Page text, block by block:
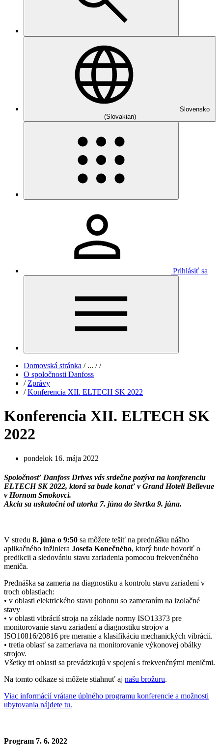
Slovensko
(Slovakian)
Prihlásiť sa
Domovská stránka /... / /
O spoločnosti Danfoss
/ Zprávy
/ Konferencia XII. ELTECH SK 2022
Konferencia XII. ELTECH SK
2022
pondelok 16. mája 2022
Spoločnosť Danfoss Drives vás srdečne pozýva na konferenciu
ELTECH SK 2022, ktorá sa bude konať v Grand Hoteli Bellevue
v Hornom Smokovci.
Akcia sa uskutoční od utorka 7. júna do štvrtka 9. júna.
V stredu 8. júna o 9:50 sa môžete tešiť na prednášku nášho
aplikačného inžiniera Josefa Konečného, ktorý bude hovoriť o
predikcii a sledovániu stavu zariadenia pomocou frekvenčného
meniča.
Prednáška sa zameria na diagnostiku a kontrolu stavu zariadení v
troch oblastiach:
• v oblasti elektrického stavu pohonu so zameraním na izolačné
stavy
• v oblasti vibrácií stroja na základe normy ISO13373 pre
monitorovanie stavu zariadení a diagnostiku strojov a
ISO10816/20816 pre meranie a klasifikáciu mechanických vibrácií.
• tretia oblasť sa zameriava na monitorovanie výkonovej obálky
strojov.
Všetky tri oblasti sa prevádzkujú v spojení s frekvenčnými meničmi.
Na tomto odkaze si môžete stiahnuť aj našu brožuru.
Viac informácií vrátane úplného programu konferencie a možnosti
ubytovania nájdete tu.
Program 7. 6. 2022